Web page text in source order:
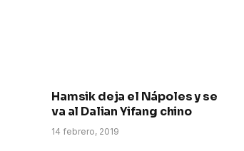
Hamsik deja el Nápoles y se
va al Dalian Yifang chino
14 febrero, 2019